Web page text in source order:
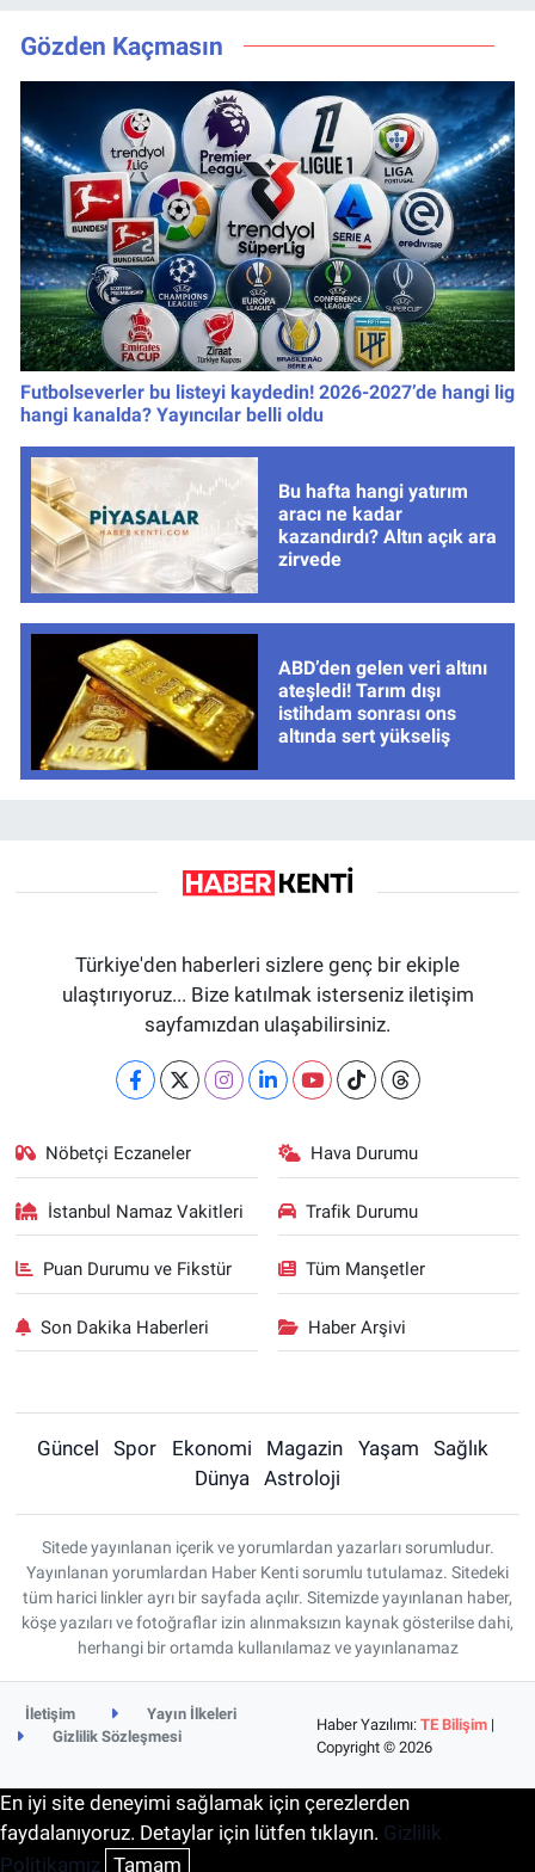
büyük ikramiye
devretti
Gözden Kaçmasın
Futbolseverler bu listeyi kaydedin! 2026-2027’de hangi lig
hangi kanalda? Yayıncılar belli oldu
Bu hafta hangi yatırım
aracı ne kadar
kazandırdı? Altın açık ara
zirvede
ABD’den gelen veri altını
ateşledi! Tarım dışı
istihdam sonrası ons
altında sert yükseliş
Türkiye'den haberleri sizlere genç bir ekiple
ulaştırıyoruz... Bize katılmak isterseniz iletişim
sayfamızdan ulaşabilirsiniz.
Nöbetçi Eczaneler Hava Durumu
İstanbul Namaz Vakitleri Trafik Durumu
Puan Durumu ve Fikstür Tüm Manşetler
Son Dakika Haberleri Haber Arşivi
Güncel Spor Ekonomi Magazin Yaşam
Sağlık
Dünya
Astroloji
Sitede yayınlanan içerik ve yorumlardan yazarları sorumludur.
Yayınlanan yorumlardan Haber Kenti sorumlu tutulamaz. Sitedeki
tüm harici linkler ayrı bir sayfada açılır. Sitemizde yayınlanan haber,
köşe yazıları ve fotoğraflar izin alınmaksızın kaynak gösterilse dahi,
herhangi bir ortamda kullanılamaz ve yayınlanamaz
İletişim
Yayın İlkeleri
Gizlilik Sözleşmesi
Haber Yazılımı:TE Bilişim |
Copyright © 2026
En iyi site deneyimi sağlamak için çerezlerden
faydalanıyoruz. Detaylar için lütfen tıklayın. Gizlilik
Politikamız Tamam